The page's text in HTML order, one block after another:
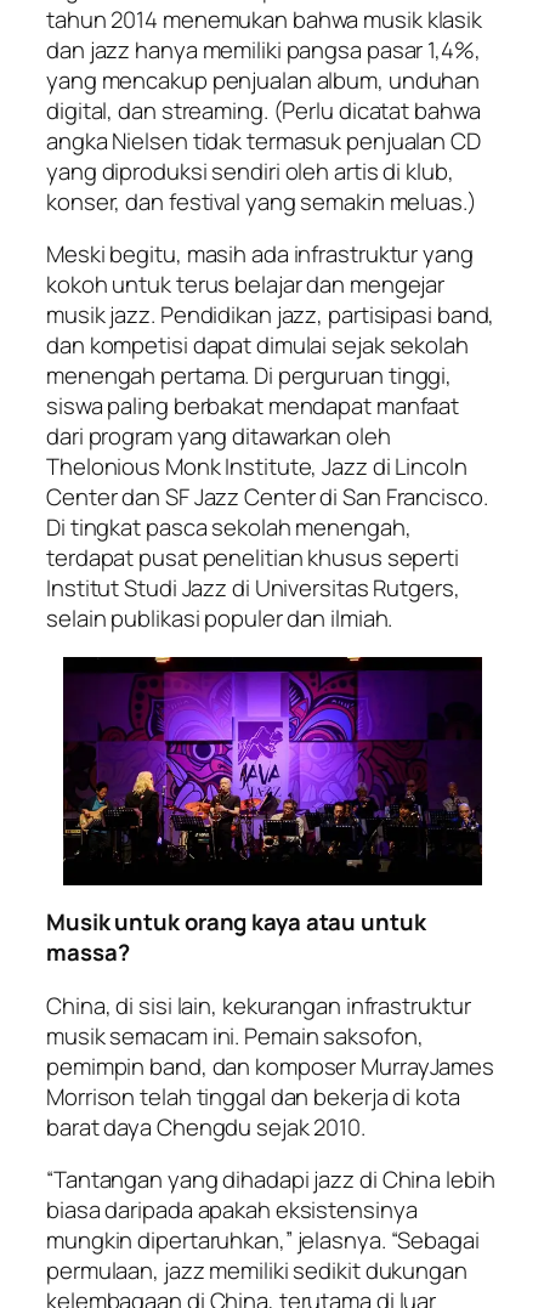
tahun 2014 menemukan bahwa musik klasik
dan jazz hanya memiliki pangsa pasar 1,4%,
yang mencakup penjualan album, unduhan
digital, dan streaming. (Perlu dicatat bahwa
angka Nielsen tidak termasuk penjualan CD
yang diproduksi sendiri oleh artis di klub,
konser, dan festival yang semakin meluas.)
Meski begitu, masih ada infrastruktur yang
kokoh untuk terus belajar dan mengejar
musik jazz. Pendidikan jazz, partisipasi band,
dan kompetisi dapat dimulai sejak sekolah
menengah pertama. Di perguruan tinggi,
siswa paling berbakat mendapat manfaat
dari program yang ditawarkan oleh
Thelonious Monk Institute, Jazz di Lincoln
Center dan SF Jazz Center di San Francisco.
Di tingkat pasca sekolah menengah,
terdapat pusat penelitian khusus seperti
Institut Studi Jazz di Universitas Rutgers,
selain publikasi populer dan ilmiah.
Musik untuk orang kaya atau untuk
massa?
China, di sisi lain, kekurangan infrastruktur
musik semacam ini. Pemain saksofon,
pemimpin band, dan komposer MurrayJames
Morrison telah tinggal dan bekerja di kota
barat daya Chengdu sejak 2010.
“Tantangan yang dihadapi jazz di China lebih
biasa daripada apakah eksistensinya
mungkin dipertaruhkan,” jelasnya. “Sebagai
permulaan, jazz memiliki sedikit dukungan
kelembagaan di China, terutama di luar